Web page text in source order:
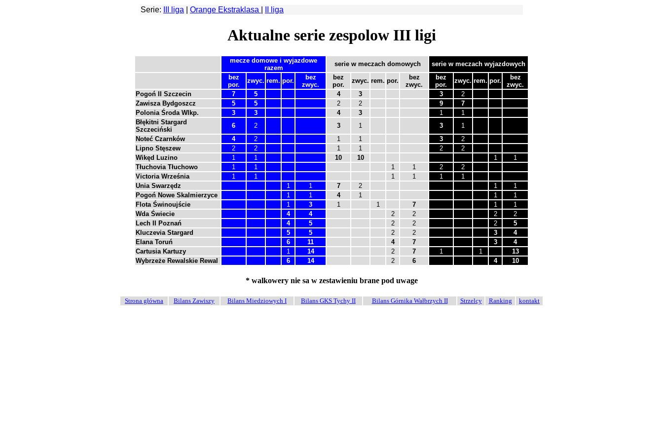
Serie: III liga Orange Ekstraklasa II liga
Aktualne serie zespolow III ligi
mecze domowe i wyjazdowe
razem
serie w meczach domowych
serie w meczach wyjazdowych
bez
por.
zwyc. rem. por.
bez
zwyc.
bez
por.
zwyc. rem. por.
bez
zwyc.
bez
por.
zwyc. rem. por.
bez
zwyc.
Pogoń II Szczecin
7 5 4 3 3
2
Zawisza Bydgoszcz
5 5 2 2 9
7
Polonia Środa Wlkp.
3 3 4 3 1
1
Błękitni Stargard
Szczeciński
6 2 3 1 3
1
Noteć Czarnków
4 2 1 1 3
2
Lipno Stęszew
2 2 1 1 2
2
Wikęd Luzino
1 1 10 10 1
1
Tłuchovia Tłuchowo
1 1 1 1 2
2
Victoria Września
1 1 1 1 1
1
Unia Swarzędz
1 1 7 2 1
1
Pogoń Nowe Skalmierzyce
1 1 4 1 1
1
Flota Świnoujście
1 3 1 1 7 1
1
Wda Świecie
4 4 2 2 2
2
Lech II Poznań
4 5 2 2 2
5
Kluczevia Stargard
5 5 2 2 3
4
Elana Toruń
6 11 4 7 3
4
Cartusia Kartuzy
1 14 2 7 1 1
13
Wybrzeże Rewalskie Rewal
6 14 2 6 4 10
* walkowery nie sa w zestawieniu brane pod uwage
Strona główna Bilans Zawiszy Bilans Miedziowych I Bilans GKS Tychy II Bilans Górnika Wałbrzych II Strzelcy Ranking kontakt